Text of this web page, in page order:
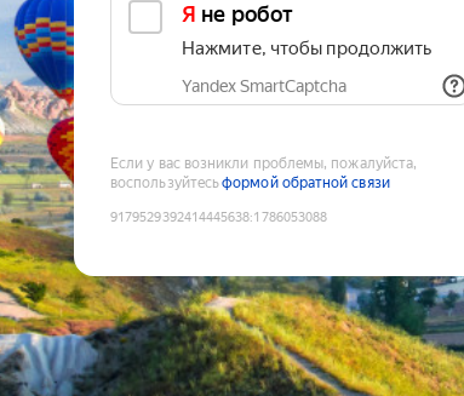
Я не робот
Нажмите, чтобы продолжить
Yandex SmartCaptcha
Если у вас возникли проблемы, пожалуйста,
воспользуйтесьформой обратной связи
9179529392414445638:1786053088